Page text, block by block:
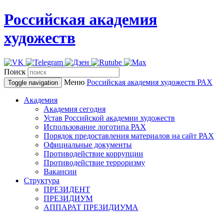
Российская академия
художеств
Поиск
Toggle navigation Меню Российская академия художеств РАХ
Академия
Академия сегодня
Устав Российской академии художеств
Использование логотипа РАХ
Порядок предоставления материалов на сайт РАХ
Официальные документы
Противодействие коррупции
Противодействие терроризму
Вакансии
Структура
ПРЕЗИДЕНТ
ПРЕЗИДИУМ
АППАРАТ ПРЕЗИДИУМА